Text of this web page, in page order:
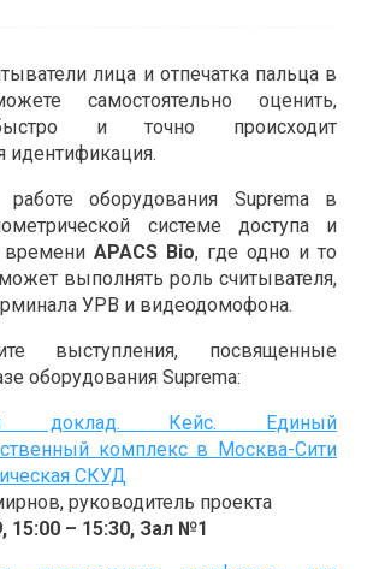
ПО
лица и отпечатка пальца в
самостоятельно оценить,
и точно происходит
идентификация.
оборудования Suprema в
системе доступа и
времени APACS Bio, где одно и то
выполнять роль считывателя,
УРВ и видеодомофона.
выступления, посвященные
оборудования Suprema:
доклад. Кейс. Единый
комплекс в Москва-Сити
СКУД
руководитель проекта
15:00 – 15:30, Зал №1